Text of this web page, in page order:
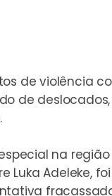
de violência
de
na
Adeleke,